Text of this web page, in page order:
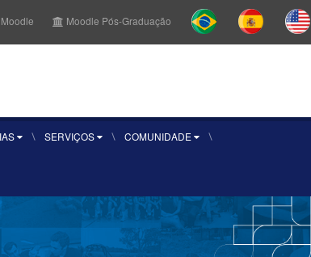
Moodle Moodle Pós-Graduação
SERVIÇOS COMUNIDADE